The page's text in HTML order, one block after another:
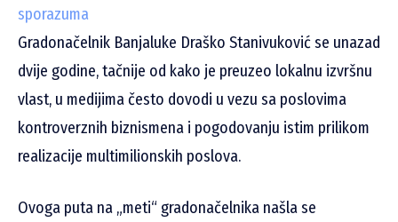
sporazuma
Gradonačelnik Banjaluke Draško Stanivuković se unazad
dvije godine, tačnije od kako je preuzeo lokalnu izvršnu
vlast, u medijima često dovodi u vezu sa poslovima
kontroverznih biznismena i pogodovanju istim prilikom
realizacije multimilionskih poslova.
Ovoga puta na „meti“ gradonačelnika našla se